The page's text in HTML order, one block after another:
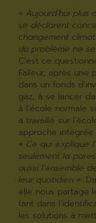
«Aujourd’hui
se déclarent
changement
du problème ne
C’est ce
Falleur, après une
dans un fonds
gaz, à se lancer
à l’école normale
a travaillé sur
approche
« Ce qui explique
seulement la
aussi l’ensemble
leur quotidien ».
elle nous partage
tant dans
les solutions à